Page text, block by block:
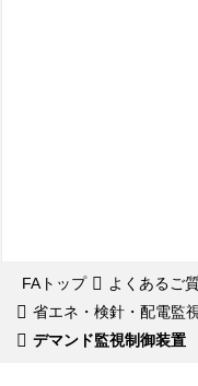
FAトップ よくあるご
省エネ・検針・配電監
デマンド監視制御装置